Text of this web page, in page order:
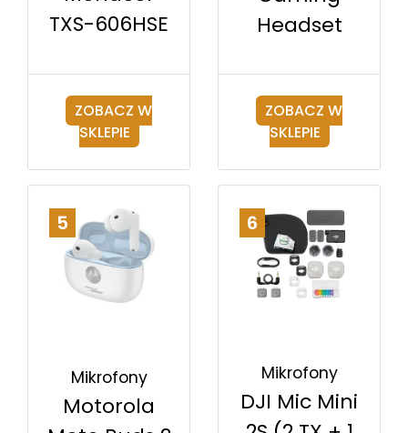
TXS-606HSE
ZOBACZ W
SKLEPIE
Headset
ZOBACZ W
SKLEPIE
5
Mikrofony
Motorola
6
Mikrofony
DJI Mic Mini